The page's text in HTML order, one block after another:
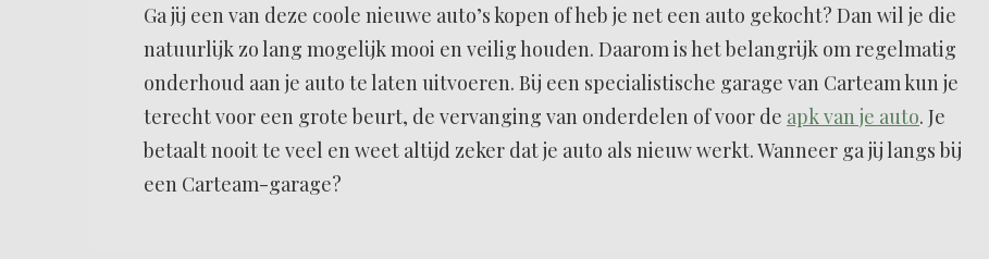
Ga jij een van deze coole nieuwe auto’s kopen of heb je net een auto gekocht? Dan wil je die
natuurlijk zo lang mogelijk mooi en veilig houden. Daarom is het belangrijk om regelmatig
onderhoud aan je auto te laten uitvoeren. Bij een specialistische garage van Carteam kun je
terecht voor een grote beurt, de vervanging van onderdelen of voor de apk van je auto. Je
betaalt nooit te veel en weet altijd zeker dat je auto als nieuw werkt. Wanneer ga jij langs bij
een Carteam-garage?